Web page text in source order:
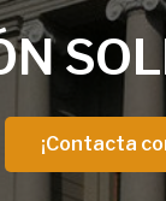
¡Contacta